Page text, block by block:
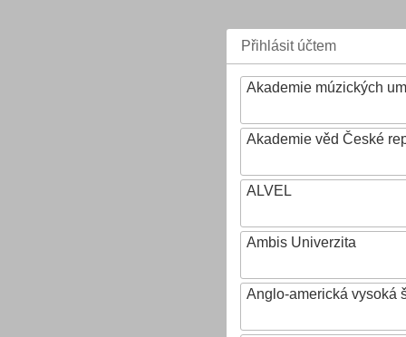
Přihlásit účtem
Akademie múzických
Akademie věd České
ALVEL
Ambis Univerzita
Anglo-americká vysoká